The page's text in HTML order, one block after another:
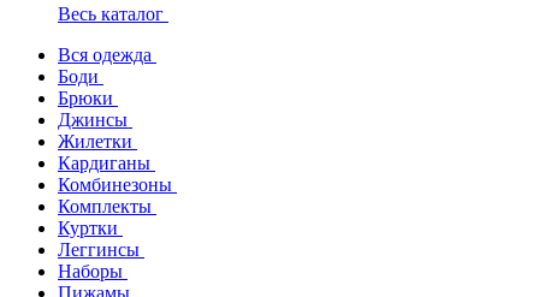
Весь каталог
Вся одежда
Боди
Брюки
Джинсы
Жилетки
Кардиганы
Комбинезоны
Комплекты
Куртки
Леггинсы
Наборы
Пижамы